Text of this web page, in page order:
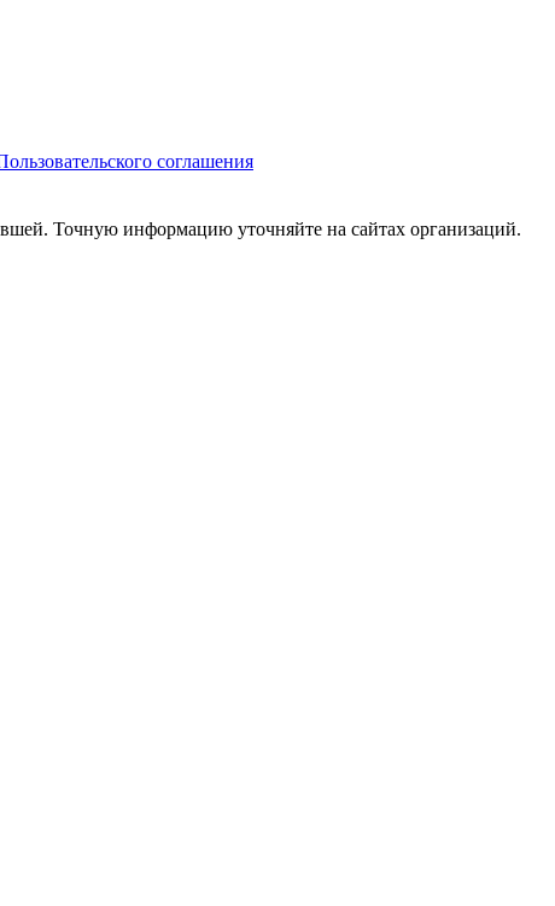
соглашения
Точную информацию уточняйте на сайтах организаций.